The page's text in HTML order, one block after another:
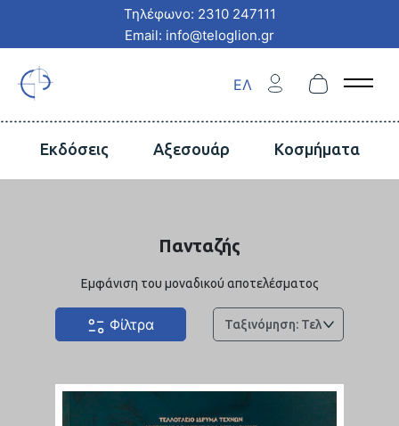
Τηλέφωνο: 2310 247111
Email: info@teloglion.gr
ΕΛ Open
Εκδόσεις Αξεσουάρ Κοσμήματα
Πανταζής
Φίλτρα
Εμφάνιση του μοναδικού αποτελέσματος